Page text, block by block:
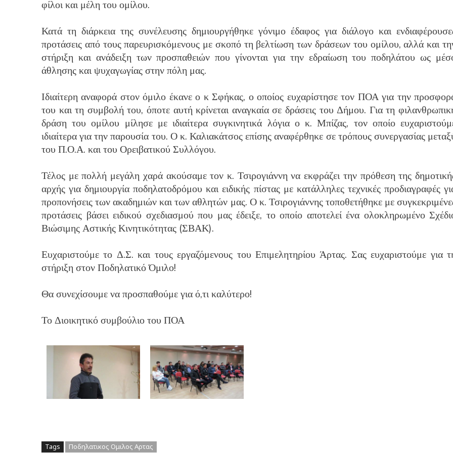
φίλοι και μέλη του ομίλου.
Κατά τη διάρκεια της συνέλευσης δημιουργήθηκε γόνιμο έδαφος για διάλογο και
προτάσεις από τους παρευρισκόμενους με σκοπό τη βελτίωση των δράσεων του ομίλου, αλλά και
στήριξη και ανάδειξη των προσπαθειών που γίνονται για την εδραίωση του ποδηλάτου ως
άθλησης και ψυχαγωγίας στην πόλη μας.
Ιδιαίτερη αναφορά στον όμιλο έκανε ο κ Σφήκας, ο οποίος ευχαρίστησε τον ΠΟΑ για την
του και τη συμβολή του, όποτε αυτή κρίνεται αναγκαία σε δράσεις του Δήμου. Για τη
δράση του ομίλου μίλησε με ιδιαίτερα συγκινητικά λόγια ο κ. Μπίζας, τον οποίο
ιδιαίτερα για την παρουσία του. Ο κ. Καλιακάτσος επίσης αναφέρθηκε σε τρόπους συνεργασίας
του Π.Ο.Α. και του Ορειβατικού Συλλόγου.
Τέλος με πολλή μεγάλη χαρά ακούσαμε τον κ. Τσιρογιάννη να εκφράζει την πρόθεση της
αρχής για δημιουργία ποδηλατοδρόμου και ειδικής πίστας με κατάλληλες τεχνικές προδιαγραφές
προπονήσεις των ακαδημιών και των αθλητών μας. Ο κ. Τσιρογιάννης τοποθετήθηκε με
προτάσεις βάσει ειδικού σχεδιασμού που μας έδειξε, το οποίο αποτελεί ένα ολοκληρωμένο
Βιώσιμης Αστικής Κινητικότητας (ΣΒΑΚ).
Ευχαριστούμε το Δ.Σ. και τους εργαζόμενους του Επιμελητηρίου Άρτας. Σας ευχαριστούμε για
στήριξη στον Ποδηλατικό Όμιλο!
Θα συνεχίσουμε να προσπαθούμε για ό,τι καλύτερο!
Το Διοικητικό συμβούλιο του ΠΟΑ
Tags Ποδηλατικος Ομιλος Αρτας